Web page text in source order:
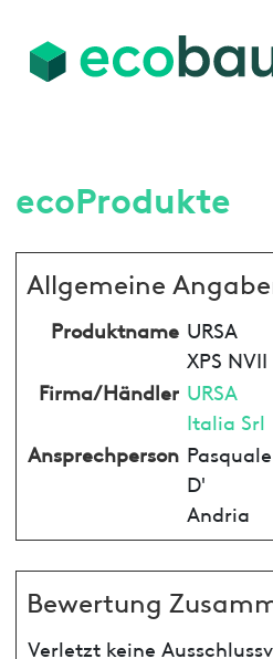
ecoProdukte
Allgemeine
Produktname URSA
XPS NVII
Firma/Händler URSA
Italia Srl
Ansprechperson Pasquale
D'
Andria
Bewertung
Verletzt keine